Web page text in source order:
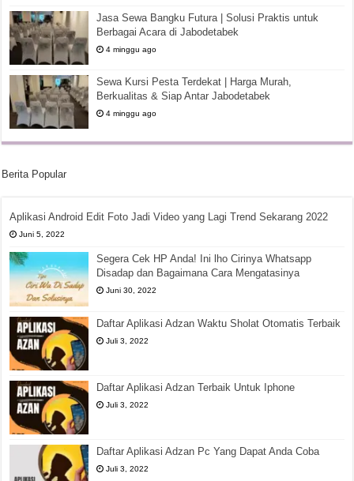
Jasa Sewa Bangku Futura | Solusi Praktis untuk
Berbagai Acara di Jabodetabek
4 minggu ago
Sewa Kursi Pesta Terdekat | Harga Murah,
Berkualitas & Siap Antar Jabodetabek
4 minggu ago
Berita Popular
Aplikasi Android Edit Foto Jadi Video yang Lagi Trend Sekarang 2022
Juni 5, 2022
Segera Cek HP Anda! Ini lho Cirinya Whatsapp
Disadap dan Bagaimana Cara Mengatasinya
Juni 30, 2022
Daftar Aplikasi Adzan Waktu Sholat Otomatis Terbaik
Juli 3, 2022
Daftar Aplikasi Adzan Terbaik Untuk Iphone
Juli 3, 2022
Daftar Aplikasi Adzan Pc Yang Dapat Anda Coba
Juli 3, 2022